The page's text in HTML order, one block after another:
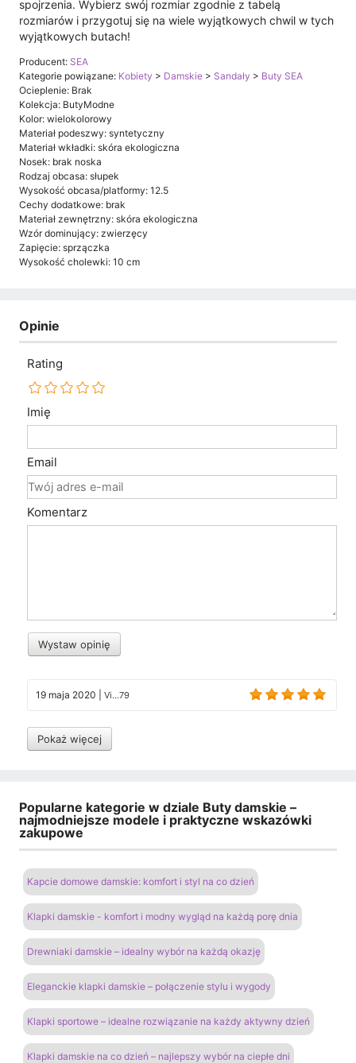
spojrzenia. Wybierz swój rozmiar zgodnie z tabelą
rozmiarów i przygotuj się na wiele wyjątkowych chwil w tych
wyjątkowych butach!
Producent: SEA
Kategorie powiązane: Kobiety > Damskie > Sandały > Buty SEA
Ocieplenie: Brak
Kolekcja: ButyModne
Kolor: wielokolorowy
Materiał podeszwy: syntetyczny
Materiał wkładki: skóra ekologiczna
Nosek: brak noska
Rodzaj obcasa: słupek
Wysokość obcasa/platformy: 12.5
Cechy dodatkowe: brak
Materiał zewnętrzny: skóra ekologiczna
Wzór dominujący: zwierzęcy
Zapięcie: sprzączka
Wysokość cholewki: 10 cm
Opinie
Rating
Imię
Email
Komentarz
Wystaw opinię
19 maja 2020 Vi...79
Pokaż więcej
Popularne kategorie w dziale Buty damskie –
najmodniejsze modele i praktyczne wskazówki
zakupowe
Kapcie domowe damskie: komfort i styl na co dzień
Klapki damskie - komfort i modny wygląd na każdą porę dnia
Drewniaki damskie – idealny wybór na każdą okazję
Eleganckie klapki damskie – połączenie stylu i wygody
Klapki sportowe – idealne rozwiązanie na każdy aktywny dzień
Klapki damskie na co dzień – najlepszy wybór na ciepłe dni